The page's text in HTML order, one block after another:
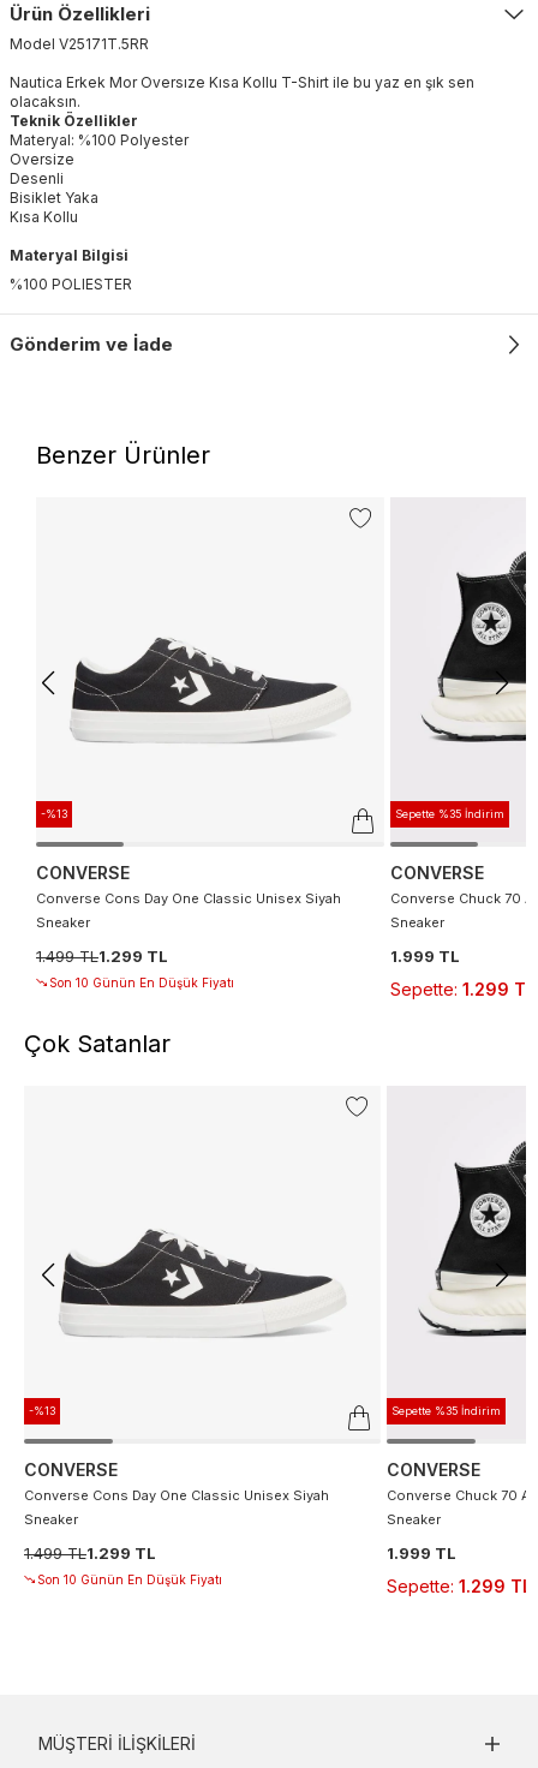
Ürün Özellikleri
Model V25171T.5RR
Nautica Erkek Mor Oversıze Kısa Kollu T-Shirt ile bu yaz en şık sen
olacaksın.
Teknik Özellikler
Materyal: %100 Polyester
Oversize
Desenli
Bisiklet Yaka
Kısa Kollu
Materyal Bilgisi
%100 POLIESTER
Gönderim ve İade
Benzer Ürünler
-%13
CONVERSE
Converse Cons Day One Classic Unisex Siyah
Sneaker
1.499 TL1.299 TL
Son 10 Günün En Düşük Fiyatı
Sepette %35 İndirim
CONVERSE
Converse Chuck 70
Sneaker
1.999 TL
Sepette: 1.299 TL
Çok Satanlar
-%13
CONVERSE
Converse Cons Day One Classic Unisex Siyah
Sneaker
1.499 TL1.299 TL
Son 10 Günün En Düşük Fiyatı
Sepette %35 İndirim
CONVERSE
Converse Chuck 70
Sneaker
1.999 TL
Sepette: 1.299 TL
MÜŞTERI İLIŞKILERI